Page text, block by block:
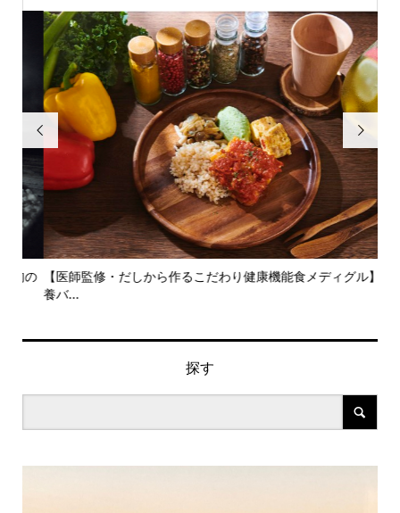

【医師監修・だしから作るこだわり健康機能食メディグル】栄
養バ...

探す